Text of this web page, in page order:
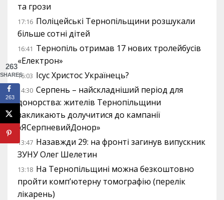
та грози
17:16 Поліцейські Тернопільщини розшукали
більше сотні дітей
16:41 Тернопіль отримав 17 нових тролейбусів
«Електрон»
16:03 Ісус Христос Українець?
14:30 Серпень – найскладніший період для
донорства: жителів Тернопільщини
закликають долучитися до кампанії
«ЯСерпневийДонор»
13:47 Назавжди 29: на фронті загинув випускник
ЗУНУ Олег Шелетин
13:18 На Тернопільщині можна безкоштовно
пройти комп’ютерну томографію (перелік
лікарень)
263
SHARES
263